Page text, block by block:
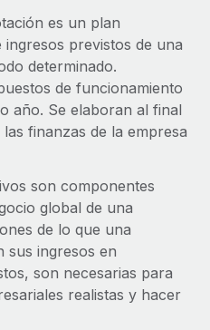
globalmente.
complejas.
flujos de trabajo sin
HH. integradas para tu
HH. globales y nóminas para
de RR. HH.
empresas.
a autónomos
y tiempos de pago para
de puestos
sesiónes un plan
previstos de una
determinado.
de funcionamiento
año. Se elaboran al final
finanzas de la empresa
son componentes
global de una
de lo que una
sus ingresos en
son necesarias para
realistas y hacer